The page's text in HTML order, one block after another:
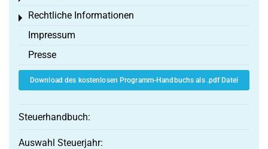
Rechtliche Informationen
Toggle menu
Impressum
Presse
Download des kostenlosen Programm-Handbuchs als .pdf Datei
Steuerhandbuch:
Auswahl Steuerjahr: